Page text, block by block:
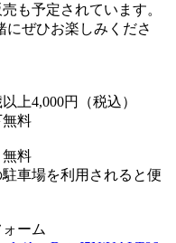
も予定されています。
にぜひお楽しみくださ
上4,000円（税込）
料
料
車場を利用されると便
ォーム